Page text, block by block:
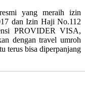
yang meraih izin
dan Izin Haji No.112
PROVIDER VISA,
dengan travel umroh
terus bisa diperpanjang